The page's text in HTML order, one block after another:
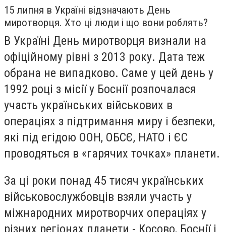
15 липня в Україні відзначають День
миротворця. Хто ці люди і що вони роблять?
В Україні День миротворця визнали на
офіційному рівні з 2013 року. Дата теж
обрана не випадково. Саме у цей день у
1992 році з місії у Боснії розпочалася
участь українських військових в
операціях з підтримання миру і безпеки,
які під егідою ООН, ОБСЄ, НАТО і ЄС
проводяться в «гарячих точках» планети.
За ці роки понад 45 тисяч українських
військовослужбовців взяли участь у
міжнародних миротворчих операціях у
різних регіонах планети - Косово, Боснії і